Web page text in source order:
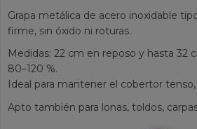
Grapa metálica de acero inoxidable
firme, sin óxido ni roturas.
Medidas: 22 cm en reposo y hasta 32
80–120 %.
Ideal para mantener el cobertor
Apto también para lonas, toldos,